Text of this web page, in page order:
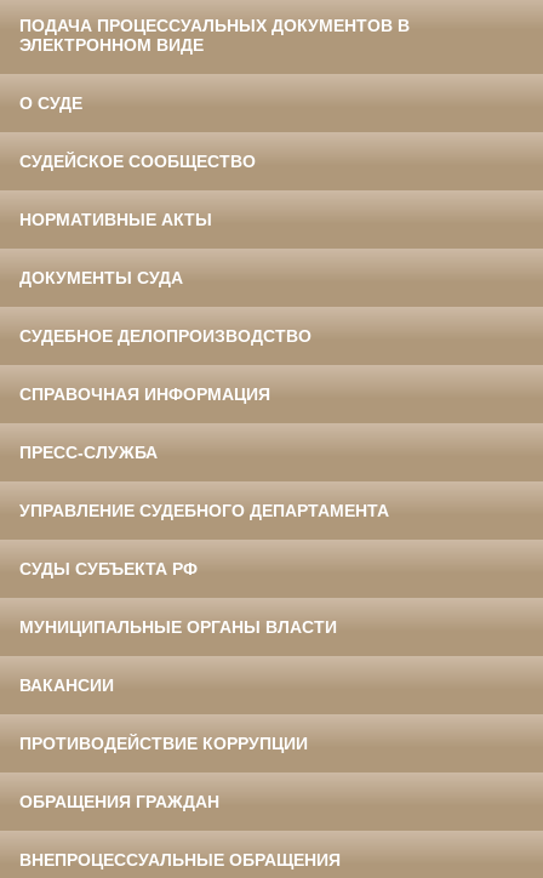
ПОДАЧА ПРОЦЕССУАЛЬНЫХ ДОКУМЕНТОВ В
ЭЛЕКТРОННОМ ВИДЕ
О СУДЕ
СУДЕЙСКОЕ СООБЩЕСТВО
НОРМАТИВНЫЕ АКТЫ
ДОКУМЕНТЫ СУДА
СУДЕБНОЕ ДЕЛОПРОИЗВОДСТВО
СПРАВОЧНАЯ ИНФОРМАЦИЯ
ПРЕСС-СЛУЖБА
УПРАВЛЕНИЕ СУДЕБНОГО ДЕПАРТАМЕНТА
СУДЫ СУБЪЕКТА РФ
МУНИЦИПАЛЬНЫЕ ОРГАНЫ ВЛАСТИ
ВАКАНСИИ
ПРОТИВОДЕЙСТВИЕ КОРРУПЦИИ
ОБРАЩЕНИЯ ГРАЖДАН
ВНЕПРОЦЕССУАЛЬНЫЕ ОБРАЩЕНИЯ